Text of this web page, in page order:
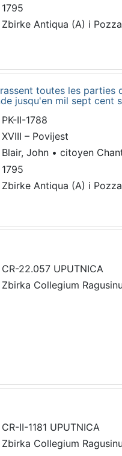
1795
Zbirke Antiqua (A) i
toutes les parties
jusqu'en mil sept cent
PK-II-1788
XVIII – Povijest
Blair, John • citoyen
1795
Zbirke Antiqua (A) i
CR-22.057 UPUTNICA
Zbirka Collegium
CR-II-1181 UPUTNICA
Zbirka Collegium